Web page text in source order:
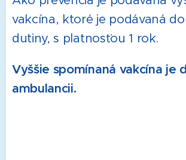
vakcína, ktoré je podávaná
dutiny, s platnosťou 1 rok.
Vyššie spomínaná vakcína je
ambulancii.